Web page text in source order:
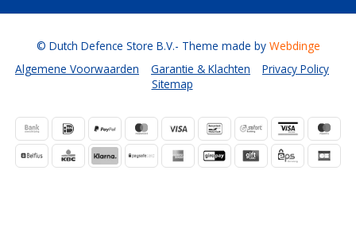
Algemene Voorwaarden Garantie & Klachten
Privacy Policy
Sitemap
© Dutch Defence Store B.V.- Theme made by Webdinge